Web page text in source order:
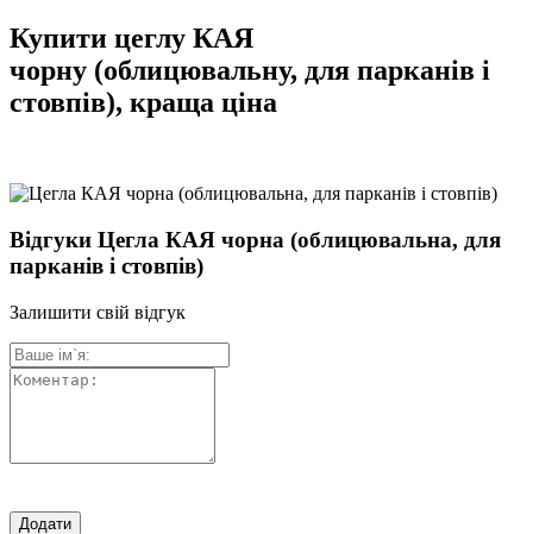
Купити цеглу КАЯ
чорну (облицювальну, для парканів і
стовпів), краща ціна
Відгуки Цегла КАЯ чорна (облицювальна, для
парканів і стовпів)
Залишити свій відгук